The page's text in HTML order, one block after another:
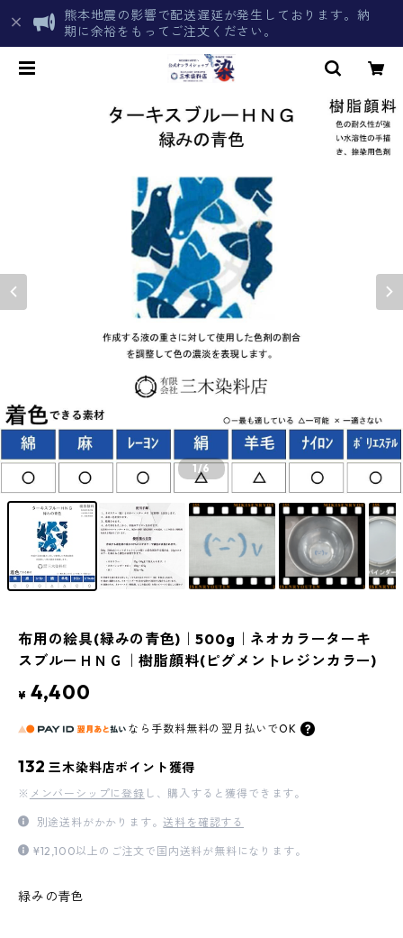
熊本地震の影響で配送遅延が発生しております。納
期に余裕をもってご注文ください。
1/6
布用の絵具(緑みの青色)｜500g｜ネオカラーターキ
スブルーＨＮＧ｜樹脂顔料(ピグメントレジンカラー)
¥ 4,400
なら 手数料無料の 翌月払いでOK
132 三木染料店ポイント獲得
※ メンバーシップに登録 し、購入すると獲得できます。
別途送料がかかります。送料を確認する
¥12,100以上のご注文で国内送料が無料になります。
緑みの青色